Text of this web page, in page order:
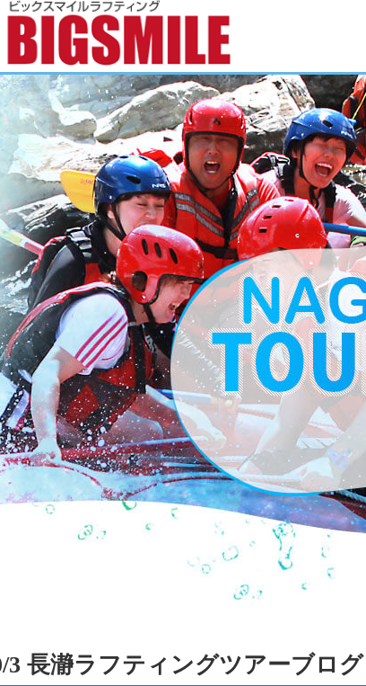
3 長瀞ラフティングツアーブログ